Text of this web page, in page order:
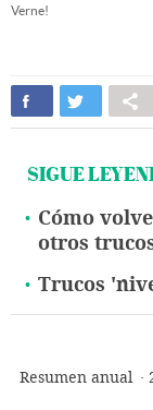
Verne!
SIGUE
Cómo
otros
Trucos
Resumen anual